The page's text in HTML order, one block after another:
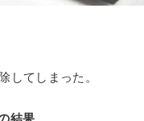
してしまった。